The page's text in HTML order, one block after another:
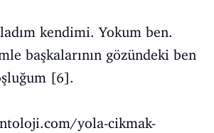
kendimi. Yokum ben.
başkalarının gözündeki ben
[6].
yola-cikmak-